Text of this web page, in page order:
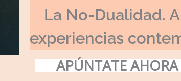
La No-Dualidad.
experiencias
APÚNTATE AHORA